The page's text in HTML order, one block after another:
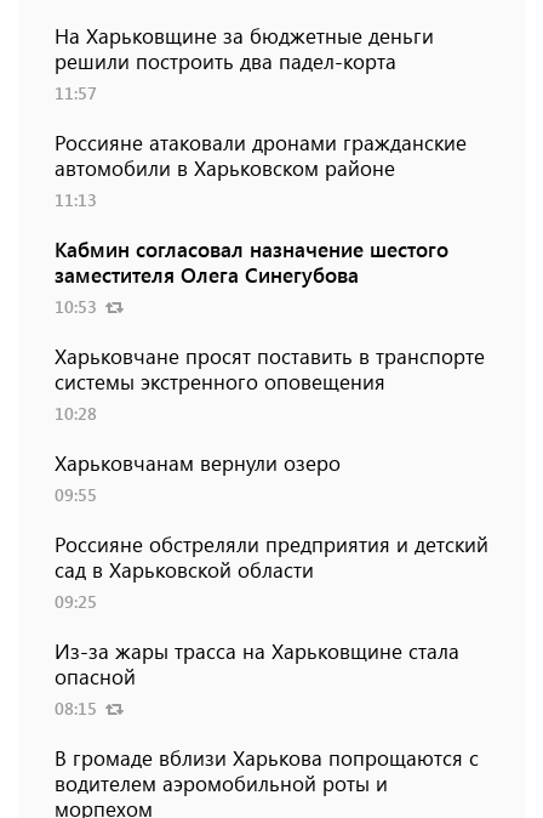
На Харьковщине за бюджетные деньги
решили построить два падел-корта
11:57
Россияне атаковали дронами гражданские
автомобили в Харьковском районе
11:13
Кабмин согласовал назначение шестого
заместителя Олега Синегубова
10:53
Харьковчане просят поставить в транспорте
системы экстренного оповещения
10:28
Харьковчанам вернули озеро
09:55
Россияне обстреляли предприятия и детский
сад в Харьковской области
09:25
Из-за жары трасса на Харьковщине стала
опасной
08:15
В громаде вблизи Харькова попрощаются с
водителем аэромобильной роты и
морпехом